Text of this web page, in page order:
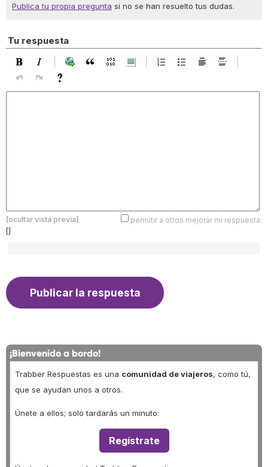
Publica tu propia pregunta si no se han resuelto tus dudas.
Tu respuesta
[ocultar vista previa]
permitir a otros mejorar mi respuesta:
[]
¡Bienvenido a bordo!
Trabber Respuestas es una comunidad de viajeros, como tú,
que se ayudan unos a otros.
Únete a ellos; solo tardarás un minuto:
Regístrate